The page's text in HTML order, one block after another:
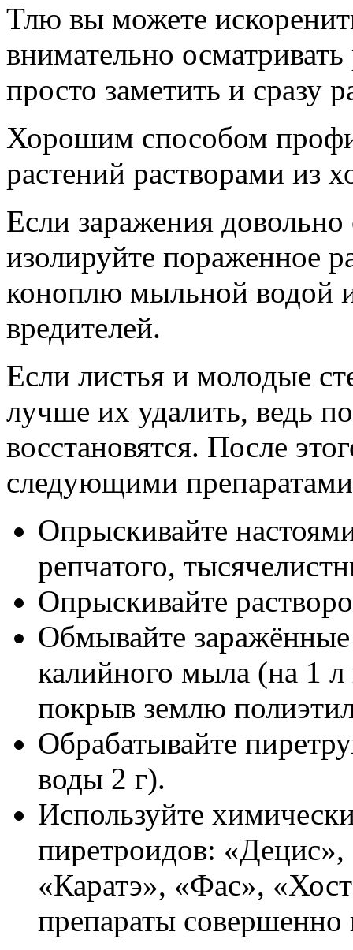
Тлю вы можете
внимательно
просто заметить и сразу
Хорошим способом
растений растворами из
Если заражения
изолируйте пораженное
коноплю мыльной водой
вредителей.
Если листья и молодые
лучше их удалить, ведь
восстановятся. После
следующими
Опрыскивайте
репчатого,
Опрыскивайте
Обмывайте заражённые
калийного мыла (на 1
покрыв землю
Обрабатывайте
воды 2 г).
Используйте
пиретроидов:
«Каратэ», «Фас»,
препараты